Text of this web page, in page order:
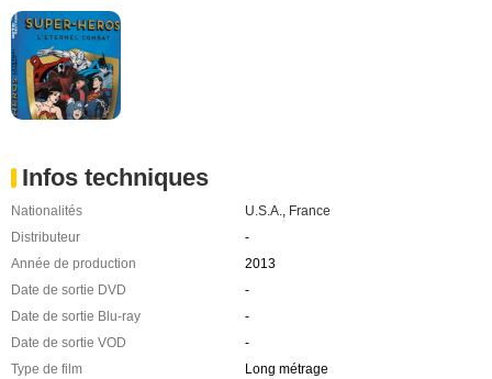
Infos techniques
Nationalités U.S.A., France
Distributeur
-
Année de production
2013
Date de sortie DVD
-
Date de sortie Blu-ray
-
Date de sortie VOD
-
Type de film
Long métrage